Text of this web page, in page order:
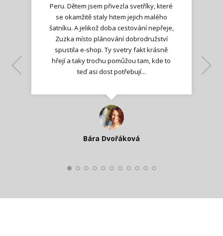
Peru. Dětem jsem přivezla svetříky, které
se okamžitě staly hitem jejich malého
šatníku. A jelikož doba cestování nepřeje,
Zuzka místo plánování dobrodružství
spustila e-shop. Ty svetry fakt krásně
hřejí a taky trochu pomůžou tam, kde to
teď asi dost potřebují...
Bára Dvořáková
Jana T.
Kateřina Veleta Štěpánová
Ilona M.
Lenka K.
Nadšená zpráva
Katka Perháčová
Smolková
Lenka K.